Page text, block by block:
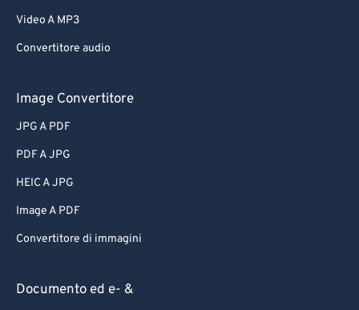
Video A MP3
Convertitore audio
Image Convertitore
JPG A PDF
PDF A JPG
HEIC A JPG
Image A PDF
Convertitore di immagini
Documento ed e- &